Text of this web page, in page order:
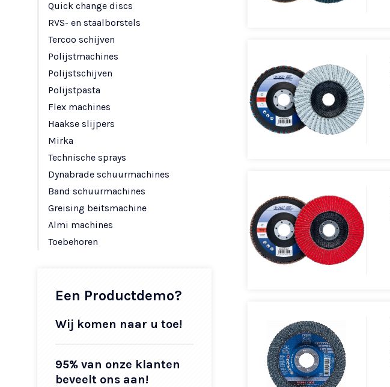
Quick change discs
RVS- en staalborstels
Tercoo schijven
Polijstmachines
Polijstschijven
Polijstpasta
Flex machines
Haakse slijpers
Mirka
Technische sprays
Dynabrade schuurmachines
Band schuurmachines
Greising beitsmachine
Almi machines
Toebehoren
Een Productdemo?
Wij komen naar u toe!
95% van onze klanten
beveelt ons aan!